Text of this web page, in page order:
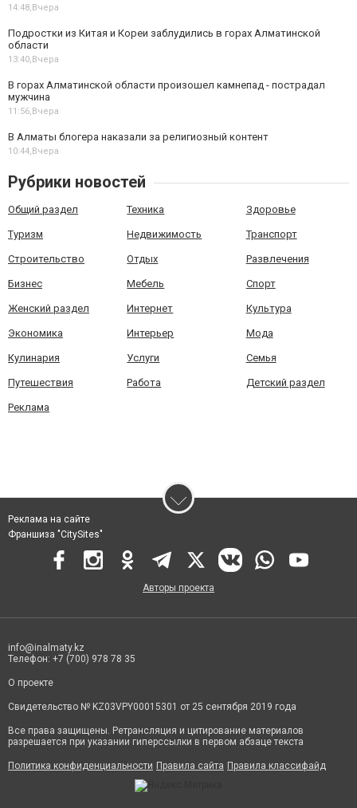
14:48,Вчера
Подростки из Китая и Кореи заблудились в горах Алматинской
области
13:40,Вчера
В горах Алматинской области произошел камнепад - пострадал
мужчина
11:56,Вчера
В Алматы блогера наказали за религиозный контент
10:44,Вчера
Рубрики новостей
Общий раздел Техника Здоровье
Туризм Недвижимость Транспорт
Строительство Отдых Развлечения
Бизнес Мебель Спорт
Женский раздел Интернет Культура
Экономика Интерьер Мода
Кулинария Услуги Семья
Путешествия Работа Детский раздел
Реклама
Реклама на сайте
Франшиза "CitySites"
Авторы проекта
info@inalmaty.kz
Телефон: +7 (700) 978 78 35
О проекте
Свидетельство № KZ03VPY00015301 от 25 сентября 2019 года
Все права защищены. Ретрансляция и цитирование материалов
разрешается при указании гиперссылки в первом абзаце текста
Политика конфиденциальности Правила сайта Правила классифайд